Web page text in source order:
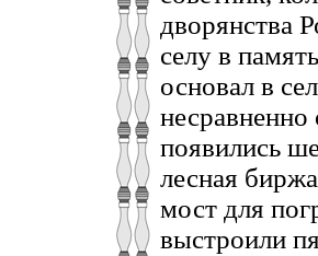
дворянства
селу в
основал в
появились
лесная
мост для
выстроили